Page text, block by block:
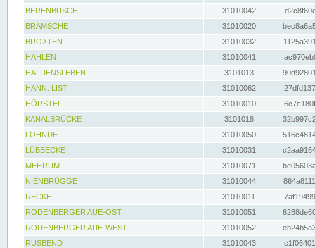
BERENBUSCH
31010042
BRAMSCHE
31010020
BROXTEN
31010032
HAHLEN
31010041
HALDENSLEBEN
3101013
HANN. LIST
31010062
HÖRSTEL
31010010
KANALBRÜCKE
3101018
LOHNDE
31010050
LÜBBECKE
31010031
MEHRUM
31010071
NIENBRÜGGE
31010044
RECKE
31010011
RODENBERGER AUE-OST
31010051
RODENBERGER AUE-WEST
31010052
RUSBEND
31010043